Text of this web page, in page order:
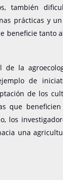
también
prácticas y
beneficie tanto
de la
de
de los
que
los
una